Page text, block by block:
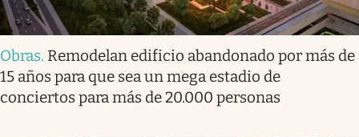
Obras. Remodelan edificio abandonado por más de
15 años para que sea un mega estadio de
conciertos para más de 20.000 personas